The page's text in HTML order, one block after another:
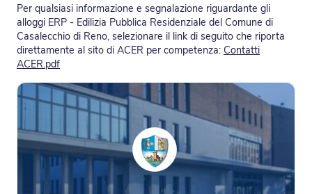
Per qualsiasi informazione e segnalazione riguardante gli
alloggi ERP - Edilizia Pubblica Residenziale del Comune di
Casalecchio di Reno, selezionare il link di seguito che riporta
direttamente al sito di ACER per competenza: Contatti
ACER.pdf